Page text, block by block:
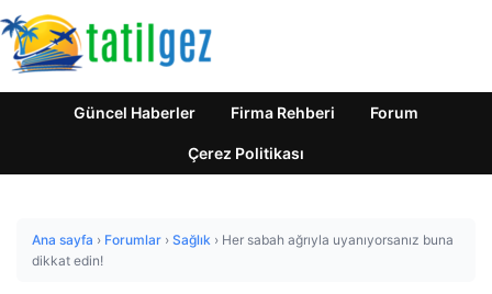
Güncel Haberler Firma Rehberi Forum
Çerez Politikası
Ana sayfa › Forumlar › Sağlık › Her sabah ağrıyla uyanıyorsanız buna
dikkat edin!